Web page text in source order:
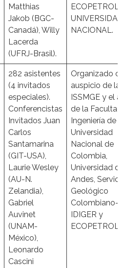
Matthias
Jakob (BGC-
Canadá), Willy
Lacerda
(UFRJ-Brasil).
ECOPETROL y
UNIVERSIDAD
NACIONAL.
282 asistentes
(4 invitados
especiales).
Conferencistas
Invitados Juan
Carlos
Santamarina
(GIT-USA),
Laurie Wesley
(AU-N.
Zelandia),
Gabriel
Auvinet
(UNAM-
México),
Leonardo
Cascini
Organizado
auspicio de la
ISSMGE y el
de la Facultad
Ingeniería de la
Universidad
Nacional de
Colombia,
Universidad
Andes, Servicio
Geológico
Colombiano-
IDIGER y
ECOPETROL.